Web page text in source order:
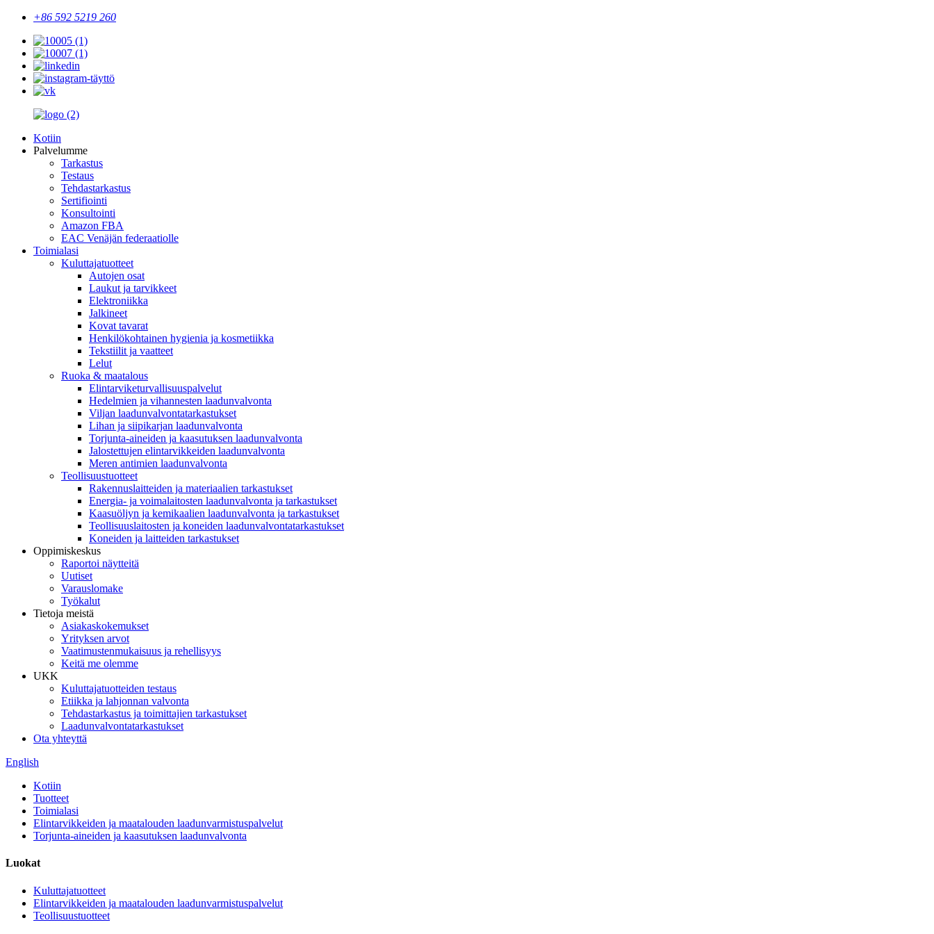
+86 592 5219 260
Kotiin
Palvelumme
Tarkastus
Testaus
Tehdastarkastus
Sertifiointi
Konsultointi
Amazon FBA
EAC Venäjän federaatiolle
Toimialasi
Kuluttajatuotteet
Autojen osat
Laukut ja tarvikkeet
Elektroniikka
Jalkineet
Kovat tavarat
Henkilökohtainen hygienia ja kosmetiikka
Tekstiilit ja vaatteet
Lelut
Ruoka & maatalous
Elintarviketurvallisuuspalvelut
Hedelmien ja vihannesten laadunvalvonta
Viljan laadunvalvontatarkastukset
Lihan ja siipikarjan laadunvalvonta
Torjunta-aineiden ja kaasutuksen laadunvalvonta
Jalostettujen elintarvikkeiden laadunvalvonta
Meren antimien laadunvalvonta
Teollisuustuotteet
Rakennuslaitteiden ja materiaalien tarkastukset
Energia- ja voimalaitosten laadunvalvonta ja tarkastukset
Kaasuöljyn ja kemikaalien laadunvalvonta ja tarkastukset
Teollisuuslaitosten ja koneiden laadunvalvontatarkastukset
Koneiden ja laitteiden tarkastukset
Oppimiskeskus
Raportoi näytteitä
Uutiset
Varauslomake
Työkalut
Tietoja meistä
Asiakaskokemukset
Yrityksen arvot
Vaatimustenmukaisuus ja rehellisyys
Keitä me olemme
UKK
Kuluttajatuotteiden testaus
Etiikka ja lahjonnan valvonta
Tehdastarkastus ja toimittajien tarkastukset
Laadunvalvontatarkastukset
Ota yhteyttä
English
Kotiin
Tuotteet
Toimialasi
Elintarvikkeiden ja maatalouden laadunvarmistuspalvelut
Torjunta-aineiden ja kaasutuksen laadunvalvonta
Luokat
Kuluttajatuotteet
Elintarvikkeiden ja maatalouden laadunvarmistuspalvelut
Teollisuustuotteet